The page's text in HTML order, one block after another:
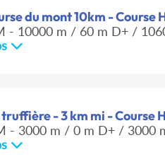
du mont 10km - Course
- 10000 m / 60 m D+ /
truffière - 3 km mi - Course
- 3000 m / 0 m D+ / 3000